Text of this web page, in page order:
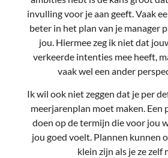
invulling voor je aan geeft. Vaak
beter in het plan van je manager
jou. Hiermee zeg ik niet dat
verkeerde intenties mee heeft,
vaak wel een ander
Ik wil ook niet zeggen dat je per
meerjarenplan moet maken. Een
doen op de termijn die voor jou
jou goed voelt. Plannen kunnen
klein zijn als je ze zelf